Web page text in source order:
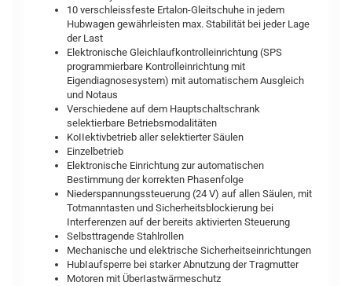
10 verschleissfeste Ertalon-Gleitschuhe in jedem
Hubwagen gewährleisten max. Stabilität bei jeder Lage
der Last
Elektronische Gleichlaufkontrolleinrichtung (SPS
programmierbare Kontrolleinrichtung mit
Eigendiagnosesystem) mit automatischem Ausgleich
und Notaus
Verschiedene auf dem Hauptschaltschrank
selektierbare Betriebsmodalitäten
KoIIektivbetrieb aller selektierter Säulen
Einzelbetrieb
Elektronische Einrichtung zur automatischen
Bestimmung der korrekten Phasenfolge
Niederspannungssteuerung (24 V) auf allen Säulen, mit
Totmanntasten und Sicherheitsblockierung bei
Interferenzen auf der bereits aktivierten Steuerung
Selbsttragende Stahlrollen
Mechanische und elektrische Sicherheitseinrichtungen
HubIaufsperre bei starker Abnutzung der Tragmutter
Motoren mit ÜberIastwärmeschutz